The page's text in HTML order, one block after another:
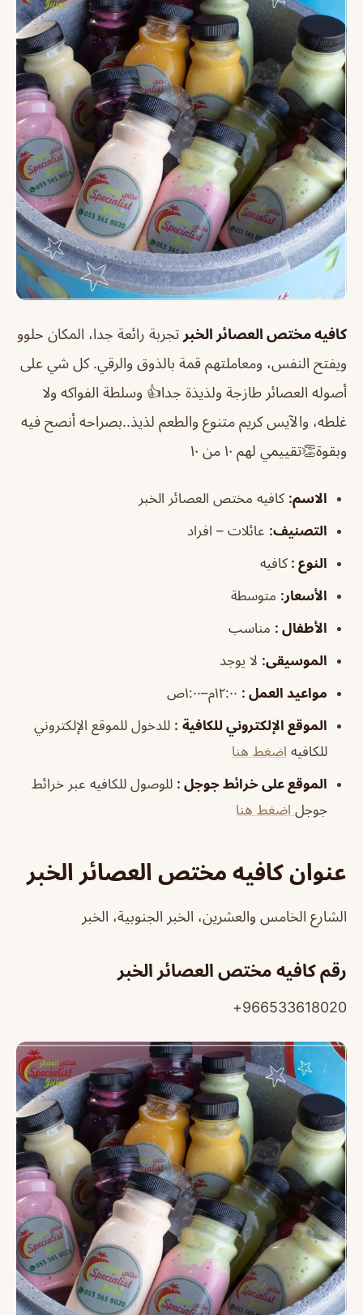
كافيه مختص العصائر الخبر تجربة رائعة جدا، المكان حلوو
ويفتح النفس، ومعاملتهم قمة بالذوق والرقي. كل شي على
أصوله العصائر طازجة ولذيذة جدا👍 وسلطة الفواكه ولا
غلطه، والآيس كريم متنوع والطعم لذيذ..بصراحه أنصح فيه
وبقوة👏تقييمي لهم ١٠ من ١٠
الاسم: كافيه مختص العصائر الخبر
التصنيف: عائلات – افراد
النوع : كافيه
الأسعار: متوسطة
الأطفال : مناسب
الموسيقى: لا يوجد
مواعيد العمل : ١٢:٠٠م–١:٠٠ص
الموقع الإلكتروني للكافية : للدخول للموقع الإلكتروني
للكافيه اضغط هنا
الموقع على خرائط جوجل : للوصول للكافيه عبر خرائط
جوجل اضغط هنا
عنوان كافيه مختص العصائر الخبر
الشارع الخامس والعشرين، الخبر الجنوبية، الخبر
رقم كافيه مختص العصائر الخبر
966533618020+